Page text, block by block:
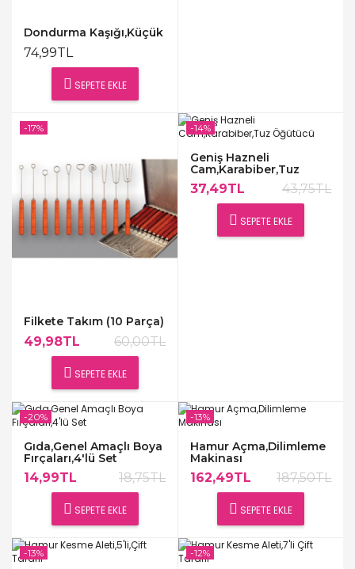
Dondurma Kaşığı,Küçük
74,99TL
SEPETE EKLE
Filkete Takım (10 Parça)
49,98TL 60,00TL
SEPETE EKLE
-17%
Geniş Hazneli
Cam,Karabiber,Tuz
Öğütücü
37,49TL 43,75TL
SEPETE EKLE
-14%
Gıda,Genel Amaçlı Boya
Fırçaları,4'lü Set
14,99TL 18,75TL
SEPETE EKLE
-20%
Hamur Açma,Dilimleme
Makinası
162,49TL 187,50TL
SEPETE EKLE
-13%
-13% -12%